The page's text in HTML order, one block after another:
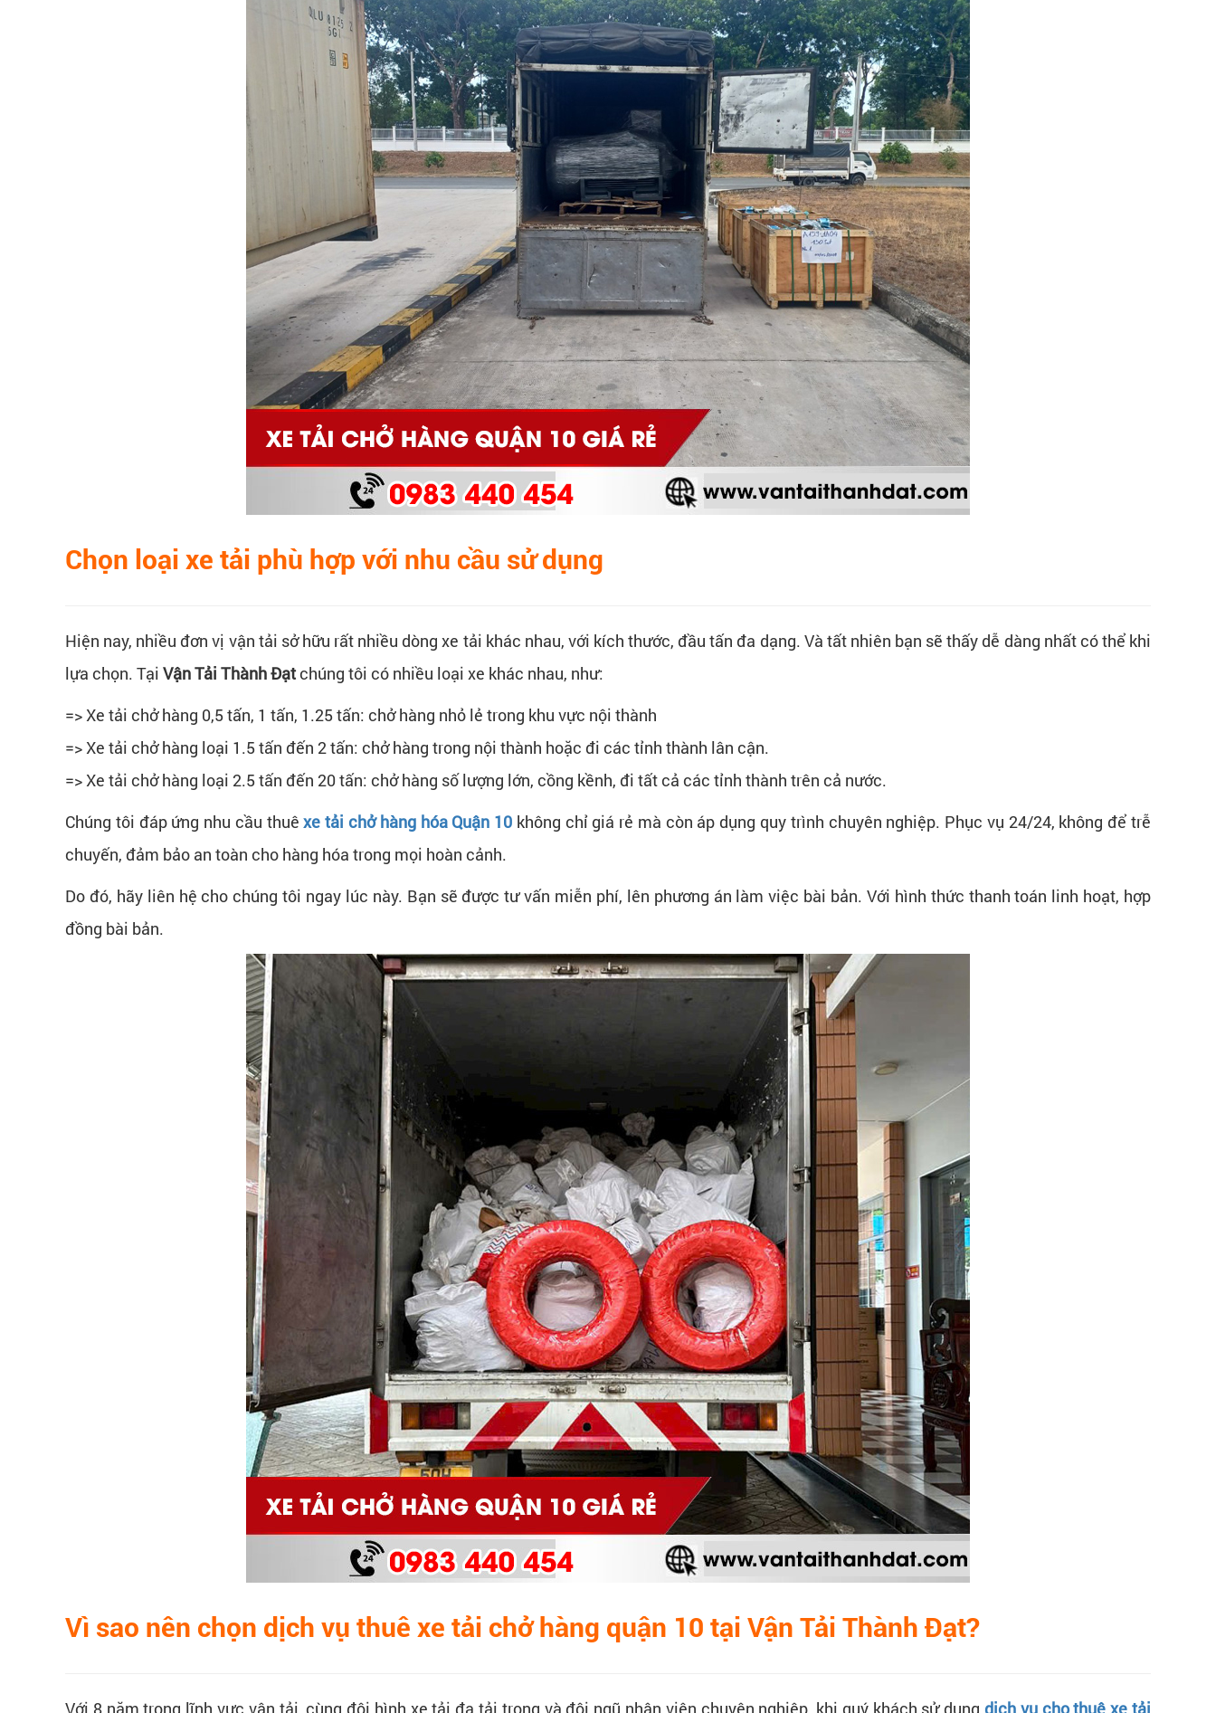
Chọn loại xe tải phù hợp với nhu cầu sử dụng
Hiện nay, nhiều đơn vị vận tải sở hữu rất nhiều dòng xe tải khác nhau, với kích thước, đầu tấn đa dạng. Và tất nhiên bạn sẽ thấy dễ dàng nhất có thể khi
lựa chọn. Tại Vận Tải Thành Đạtchúng tôi có nhiều loại xe khác nhau, như:
=> Xe tải chở hàng 0,5 tấn, 1 tấn, 1.25 tấn: chở hàng nhỏ lẻ trong khu vực nội thành
=> Xe tải chở hàng loại 1.5 tấn đến 2 tấn: chở hàng trong nội thành hoặc đi các tỉnh thành lân cận.
=> Xe tải chở hàng loại 2.5 tấn đến 20 tấn: chở hàng số lượng lớn, cồng kềnh, đi tất cả các tỉnh thành trên cả nước.
Chúng tôi đáp ứng nhu cầu thuêxe tải chở hàng hóa Quận 10 không chỉ giá rẻ mà còn áp dụng quy trình chuyên nghiệp. Phục vụ 24/24, không để trễ
chuyến, đảm bảo an toàn cho hàng hóa trong mọi hoàn cảnh.
Do đó, hãy liên hệ cho chúng tôi ngay lúc này. Bạn sẽ được tư vấn miễn phí, lên phương án làm việc bài bản. Với hình thức thanh toán linh hoạt, hợp
đồng bài bản.
Vì sao nên chọn dịch vụ thuê xe tải chở hàng quận 10 tại Vận Tải Thành Đạt?